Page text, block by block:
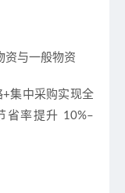
资与一般物资
集中采购实现全
省率提升 10%–